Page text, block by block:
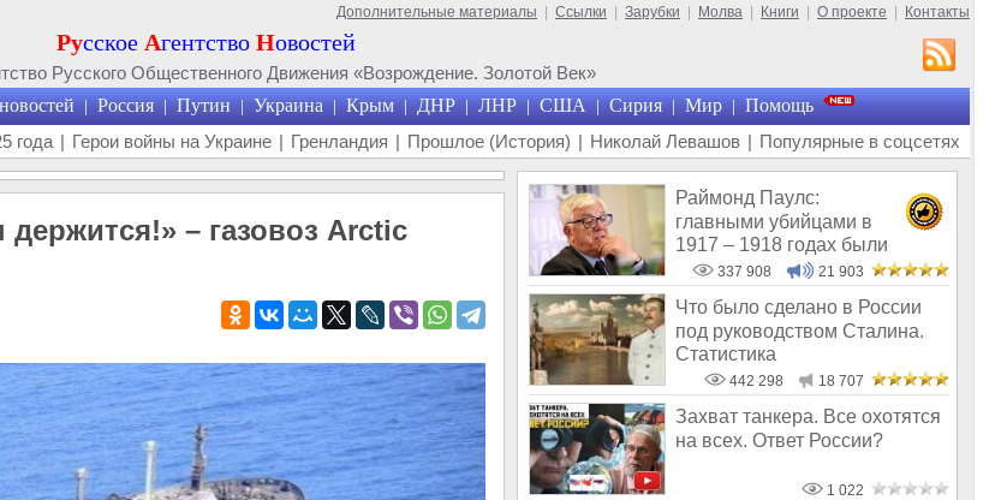
Дополнительные материалы Ссылки Зарубки Молва Книги О проекте Контакты
Русское Агентство Новостей
Русского Общественного Движения «Возрождение. Золотой Век»
| Россия | Путин | Украина | Крым | ДНР | ЛНР | США | Сирия | Мир | Помощь
года | Герои войны на Украине | Гренландия | Прошлое (История) | Николай Левашов | Популярные в соцсетях
держится!» – газовоз Arctic
Раймонд Паулс:
главными убийцами в
1917 – 1918 годах были
латыши и евреи, а не русс
337 908 21 903
Что было сделано в России
под руководством Сталина.
Статистика
442 298 18 707
Захват танкера. Все охотятся
на всех. Ответ России?
1 022